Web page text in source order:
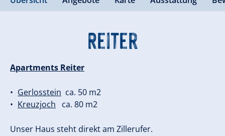
Reiter
Apartments Reiter
Gerlosstein ca. 50 m2
Kreuzjoch ca. 80 m2
Unser Haus steht direkt am Zillerufer.